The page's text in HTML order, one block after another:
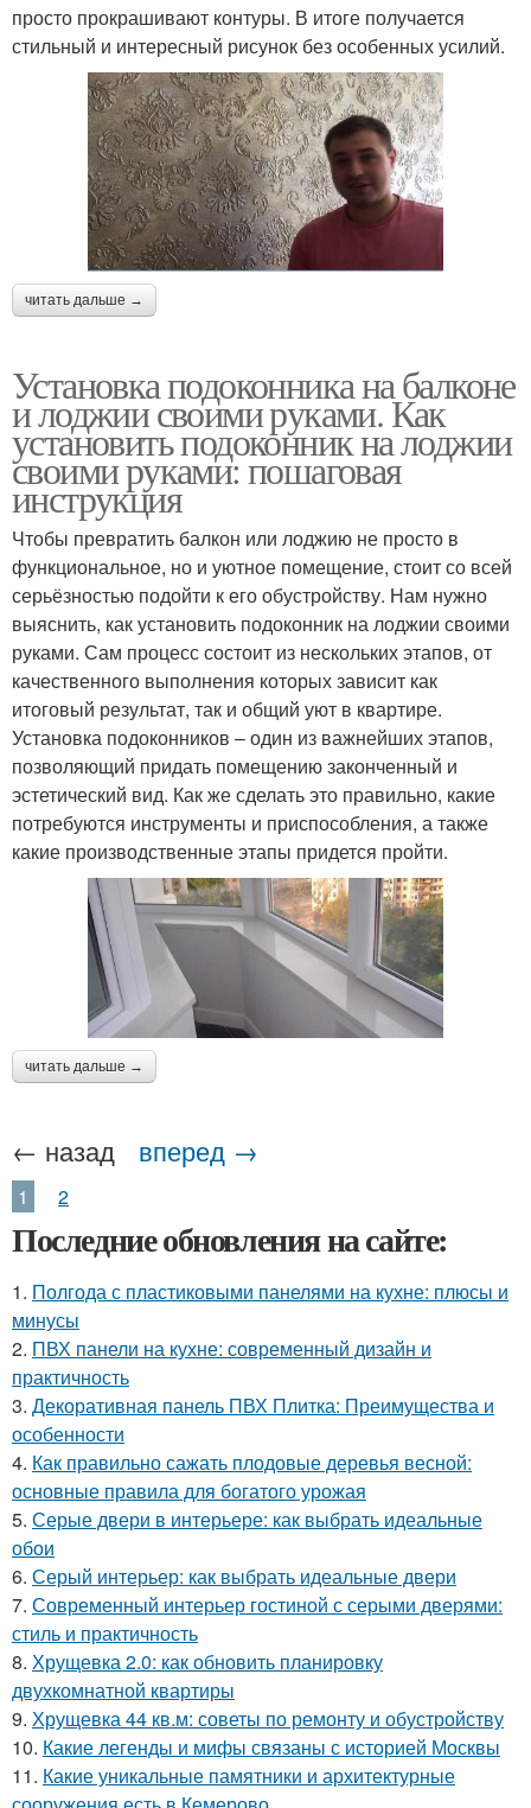
просто прокрашивают контуры. В итоге получается
стильный и интересный рисунок без особенных усилий.
читать дальше →
Установка подоконника на балконе
и лоджии своими руками. Как
установить подоконник на лоджии
своими руками: пошаговая
инструкция
Чтобы превратить балкон или лоджию не просто в
функциональное, но и уютное помещение, стоит со всей
серьёзностью подойти к его обустройству. Нам нужно
выяснить, как установить подоконник на лоджии своими
руками. Сам процесс состоит из нескольких этапов, от
качественного выполнения которых зависит как
итоговый результат, так и общий уют в квартире.
Установка подоконников – один из важнейших этапов,
позволяющий придать помещению законченный и
эстетический вид. Как же сделать это правильно, какие
потребуются инструменты и приспособления, а также
какие производственные этапы придется пройти.
читать дальше →
← назад вперед →
1 2
Последние обновления на сайте:
1. Полгода с пластиковыми панелями на кухне: плюсы и
минусы
2. ПВХ панели на кухне: современный дизайн и
практичность
3. Декоративная панель ПВХ Плитка: Преимущества и
особенности
4. Как правильно сажать плодовые деревья весной:
основные правила для богатого урожая
5. Серые двери в интерьере: как выбрать идеальные
обои
6. Серый интерьер: как выбрать идеальные двери
7. Современный интерьер гостиной с серыми дверями:
стиль и практичность
8. Хрущевка 2.0: как обновить планировку
двухкомнатной квартиры
9. Хрущевка 44 кв.м: советы по ремонту и обустройству
10. Какие легенды и мифы связаны с историей Москвы
11. Какие уникальные памятники и архитектурные